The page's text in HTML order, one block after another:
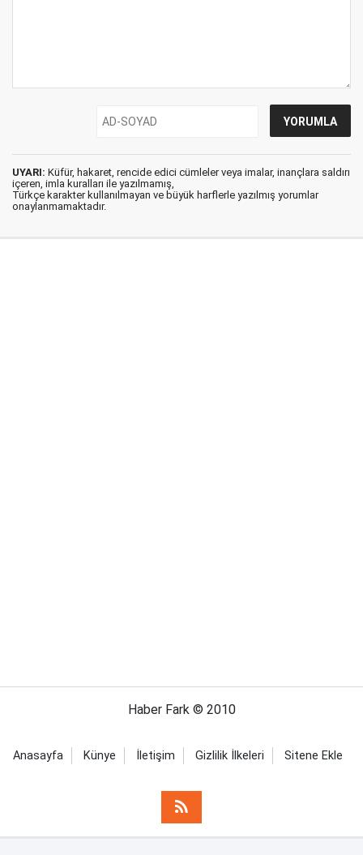
UYARI: Küfür, hakaret, rencide edici cümleler veya imalar, inançlara saldırı
içeren, imla kuralları ile yazılmamış,
Türkçe karakter kullanılmayan ve büyük harflerle yazılmış yorumlar
onaylanmamaktadır.
Haber Fark © 2010
Anasayfa Künye İletişim Gizlilik İlkeleri Sitene Ekle